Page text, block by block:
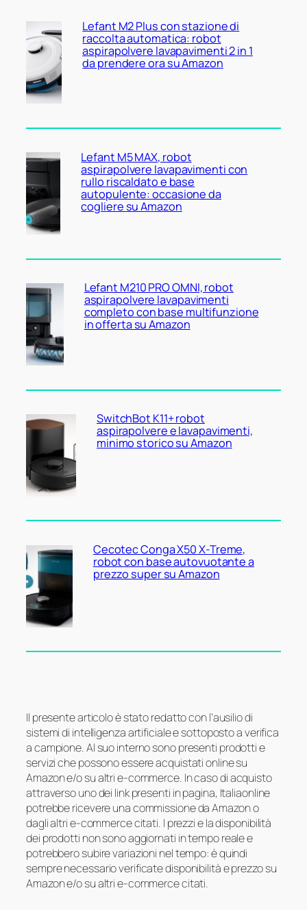
Lefant M2 Plus con stazione di
raccolta automatica: robot
aspirapolvere lavapavimenti 2 in 1
da prendere ora su Amazon
Lefant M5 MAX, robot
aspirapolvere lavapavimenti con
rullo riscaldato e base
autopulente: occasione da
cogliere su Amazon
Lefant M210 PRO OMNI, robot
aspirapolvere lavapavimenti
completo con base multifunzione
in offerta su Amazon
SwitchBot K11+ robot
aspirapolvere e lavapavimenti,
minimo storico su Amazon
Cecotec Conga X50 X-Treme,
robot con base autovuotante a
prezzo super su Amazon
Il presente articolo è stato redatto con l’ausilio di
sistemi di intelligenza artificiale e sottoposto a verifica
a campione. Al suo interno sono presenti prodotti e
servizi che possono essere acquistati online su
Amazon e/o su altri e-commerce. In caso di acquisto
attraverso uno dei link presenti in pagina, Italiaonline
potrebbe ricevere una commissione da Amazon o
dagli altri e-commerce citati. I prezzi e la disponibilità
dei prodotti non sono aggiornati in tempo reale e
potrebbero subire variazioni nel tempo: è quindi
sempre necessario verificate disponibilità e prezzo su
Amazon e/o su altri e-commerce citati.